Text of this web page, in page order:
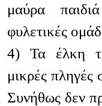
μαύρα
φυλετικές
4) Τα έλκη
μικρές
Συνήθως δεν